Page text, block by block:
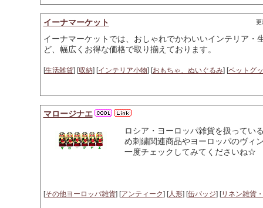
イーナマーケット 更
イーナマーケットでは、おしゃれでかわいいインテリア
ど、幅広くお得な価格で取り揃えております。
[生活雑貨] [収納] [インテリア小物] [おもちゃ、ぬいぐるみ] [ペットグ
マロージナエ
ロシア・ヨーロッパ雑貨を扱ってい
め刺繍関連商品やヨーロッパのヴィ
一度チェックしてみてくださいね☆
[その他ヨーロッパ雑貨] [アンティーク] [人形] [缶バッジ] [リネン雑貨